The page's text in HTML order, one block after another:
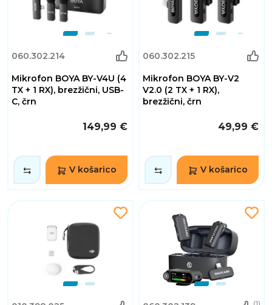
060.302.214
Mikrofon BOYA BY-V4U (4
TX + 1 RX), brezžični, USB-
C, črn
149,99 €
V košarico
060.302.215
Mikrofon BOYA BY-V2
V2.0 (2 TX + 1 RX),
brezžični, črn
49,99 €
V košarico